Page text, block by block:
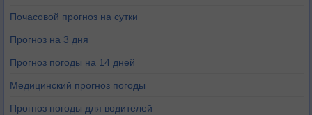
Почасовой прогноз на сутки
Прогноз на 3 дня
Прогноз погоды на 14 дней
Медицинский прогноз погоды
Прогноз погоды для водителей